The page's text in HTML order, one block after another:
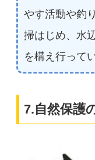
やす活動や釣
掃はじめ、水
を構え行って
7.自然保護